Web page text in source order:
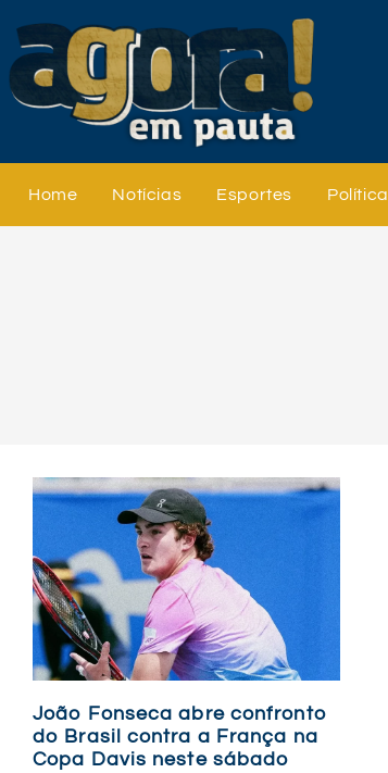
Home Notícias Esportes Política
João Fonseca abre confronto
do Brasil contra a França na
Copa Davis neste sábado